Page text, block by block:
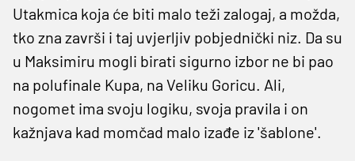
Utakmica koja će biti malo teži zalogaj, a možda,
tko zna završi i taj uvjerljiv pobjednički niz. Da su
u Maksimiru mogli birati sigurno izbor ne bi pao
na polufinale Kupa, na Veliku Goricu. Ali,
nogomet ima svoju logiku, svoja pravila i on
kažnjava kad momčad malo izađe iz 'šablone'.